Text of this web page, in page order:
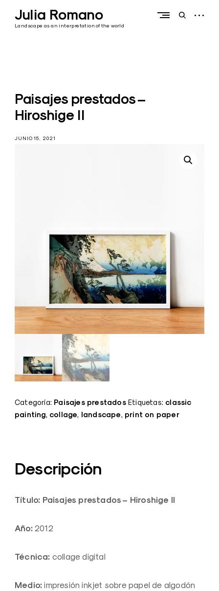
contentJulia Romano
Landscape as an interpretation of the world
openopen
Paisajes prestados –
Hiroshige II
JUNIO 15, 2021
Categoría: Paisajes prestados Etiquetas: classic
painting, collage, landscape, print on paper
Descripción
Título: Paisajes prestados – Hiroshige II
Año: 2012
Técnica: collage digital
Medio: impresión inkjet sobre papel de algodón